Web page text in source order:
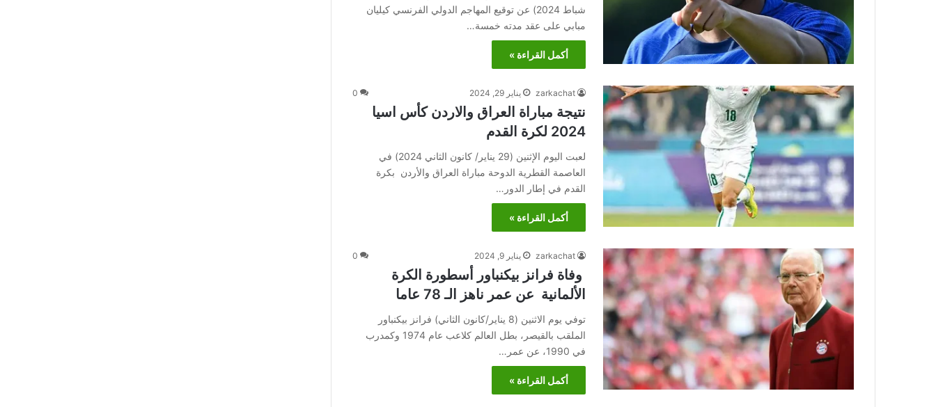
شباط 2024) عن توقيع المهاجم الدولي الفرنسي كيليان
مبابي على عقد مدته خمسة…
أكمل القراءة »
zarkachat يناير 29, 2024 0
نتيجة مباراة العراق والاردن كأس اسيا
2024 لكرة القدم
لعبت اليوم الإثنين (29 يناير/ كانون الثاني 2024) في
العاصمة القطرية الدوحة مباراة العراق والأردن بكرة
القدم في إطار الدور…
أكمل القراءة »
zarkachat يناير 9, 2024 0
وفاة فرانز بيكنباور أسطورة الكرة
الألمانية عن عمر ناهز الـ 78 عاما
توفي يوم الاثنين (8 يناير/كانون الثاني) فرانز بيكنباور
الملقب بالقيصر، بطل العالم كلاعب عام 1974 وكمدرب
في 1990، عن عمر…
أكمل القراءة »